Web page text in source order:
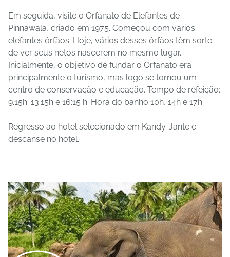
Em seguida, visite o Orfanato de Elefantes de
Pinnawala, criado em 1975. Começou com vários
elefantes órfãos. Hoje, vários desses órfãos têm sorte
de ver seus netos nascerem no mesmo lugar.
Inicialmente, o objetivo de fundar o Orfanato era
principalmente o turismo, mas logo se tornou um
centro de conservação e educação. Tempo de refeição:
9.15h. 13:15h e 16:15 h. Hora do banho 10h, 14h e 17h.
Regresso ao hotel selecionado em Kandy. Jante e
descanse no hotel.